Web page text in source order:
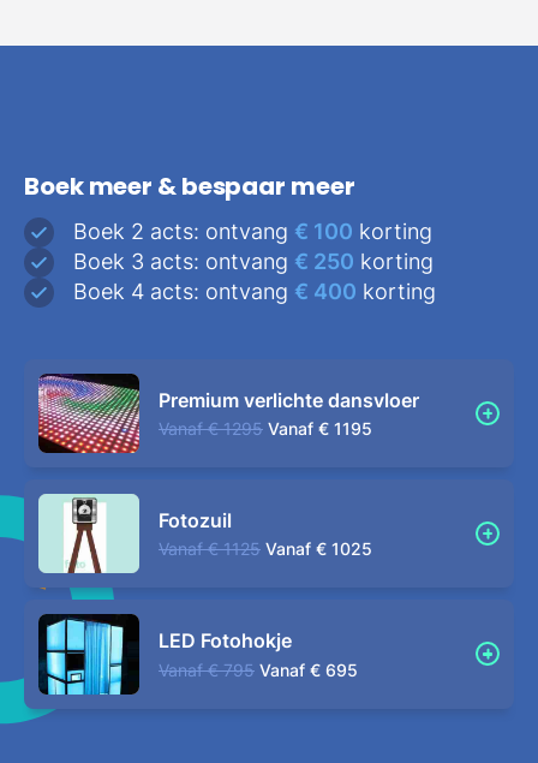
Boek meer & bespaar meer
Boek 2 acts: ontvang € 100 korting
Boek 3 acts: ontvang € 250 korting
Boek 4 acts: ontvang € 400 korting
Premium verlichte dansvloer
Vanaf € 1295 Vanaf € 1195
Fotozuil
Vanaf € 1125 Vanaf € 1025
LED Fotohokje
Vanaf € 795 Vanaf € 695